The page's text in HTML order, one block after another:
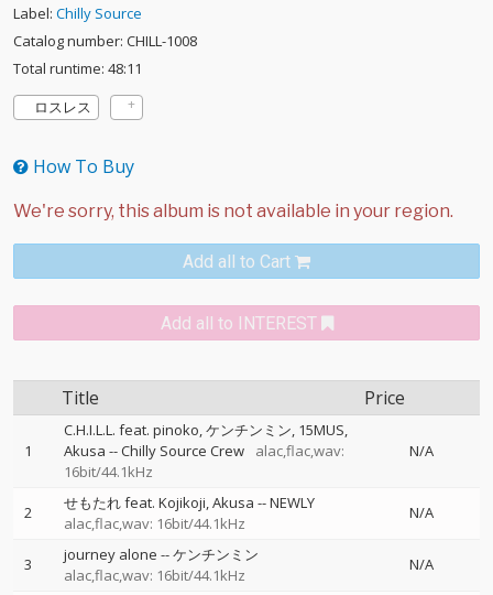
Label: Chilly Source
Catalog number: CHILL-1008
Total runtime: 48:11
ロスレス
How To Buy
Add all to Cart
Add all to INTEREST
Title Price
1
C.H.I.L.L. feat. pinoko, ケンチンミン, 15MUS,
Akusa --Chilly Source Crew
alac,flac,wav:
16bit/44.1kHz
N/A
2 せもたれ feat. Kojikoji, Akusa --NEWLY
alac,flac,wav: 16bit/44.1kHz
N/A
3 journey alone --ケンチンミン
alac,flac,wav: 16bit/44.1kHz
N/A